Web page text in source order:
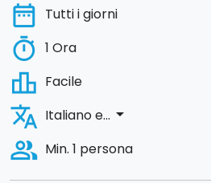
date_range Tutti i giorni
timer 1 Ora
leaderboard Facile
translate Italiano e... arrow_drop_down
people_alt Min. 1 persona